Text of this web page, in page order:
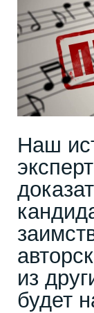
Наш
из
будет